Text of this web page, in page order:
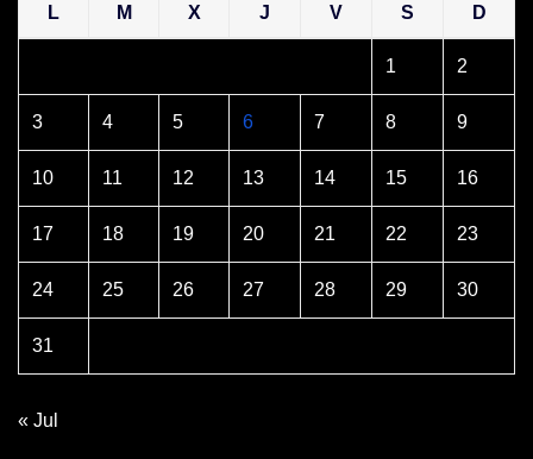
L M X J V S D
1 2
3 4 5 6 7 8 9
10 11 12 13 14 15 16
17 18 19 20 21 22 23
24 25 26 27 28 29 30
31
« Jul